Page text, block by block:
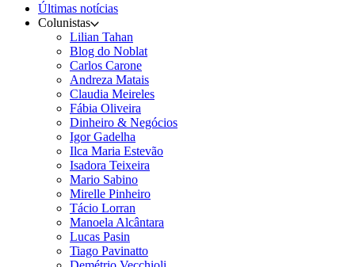
Últimas notícias
Colunistas
Lilian Tahan
Blog do Noblat
Carlos Carone
Andreza Matais
Claudia Meireles
Fábia Oliveira
Dinheiro & Negócios
Igor Gadelha
Ilca Maria Estevão
Isadora Teixeira
Mario Sabino
Mirelle Pinheiro
Tácio Lorran
Manoela Alcântara
Lucas Pasin
Tiago Pavinatto